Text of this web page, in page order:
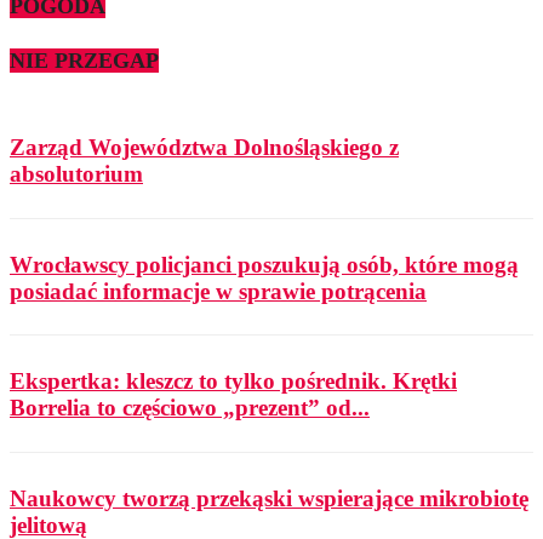
POGODA
NIE PRZEGAP
Zarząd Województwa Dolnośląskiego z
absolutorium
Wrocławscy policjanci poszukują osób, które mogą
posiadać informacje w sprawie potrącenia
Ekspertka: kleszcz to tylko pośrednik. Krętki
Borrelia to częściowo „prezent” od...
Naukowcy tworzą przekąski wspierające mikrobiotę
jelitową